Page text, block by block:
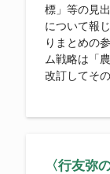
標」等の見
について報
りまとめの
ム戦略は「
改訂してそ
〈行友弥